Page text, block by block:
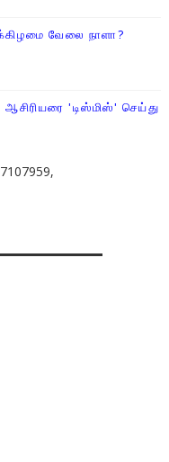
வேலை நாளா?
'டிஸ்மிஸ்' செய்து